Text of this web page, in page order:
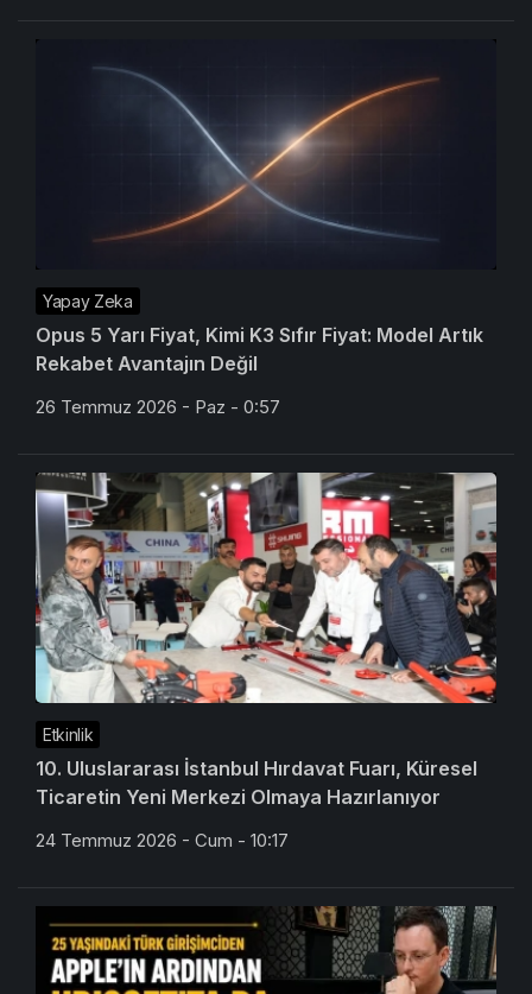
Yapay Zeka
Opus 5 Yarı Fiyat, Kimi K3 Sıfır Fiyat: Model Artık
Rekabet Avantajın Değil
26 Temmuz 2026 - Paz - 0:57
Etkinlik
10. Uluslararası İstanbul Hırdavat Fuarı, Küresel
Ticaretin Yeni Merkezi Olmaya Hazırlanıyor
24 Temmuz 2026 - Cum - 10:17